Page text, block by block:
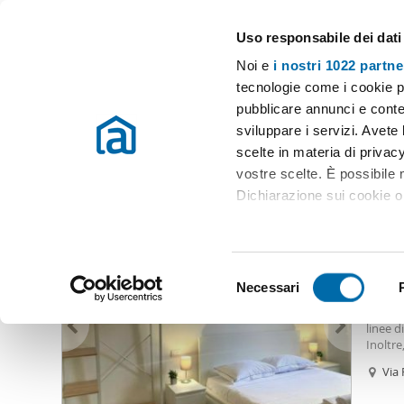
Uso responsabile dei dati
Noi e i nostri 1022
tecnologie come i cookie
pubblicare annunci e
sviluppare i servizi.
scelte in materia di
vostre scelte. È possibile
Dichiarazione sui cookie
Identificare il tuo
(impronte digitali).
Approfondisci come
dettagli. Puoi modificare
Utilizziamo i cookie per
e
i
Necessari
Case e appartamenti in affitto in tutta Italia
Scegli la zona
Affitto Milano Appartamenti Affitto Milano Affitto
(62 immobili)
linee
Via